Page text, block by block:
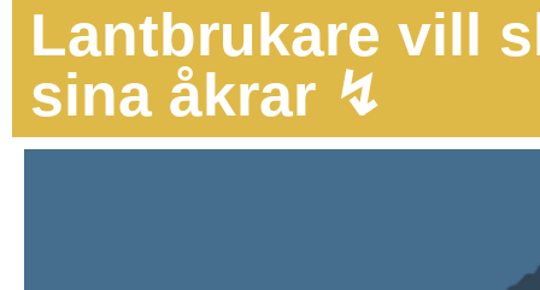
Lantbrukare vill
sina åkrar ↯